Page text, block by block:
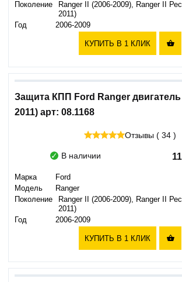
Поколение
Ranger II (2006-2009), Ranger II
2011)
Год
2006-2009
КУПИТЬ В 1 КЛИК 
Защита КПП Ford Ranger двигатель
2011) арт: 08.1168
Отзывы ( 34 )
В наличии
Марка
Ford
Модель
Ranger
Поколение
Ranger II (2006-2009), Ranger II
2011)
Год
2006-2009
КУПИТЬ В 1 КЛИК 